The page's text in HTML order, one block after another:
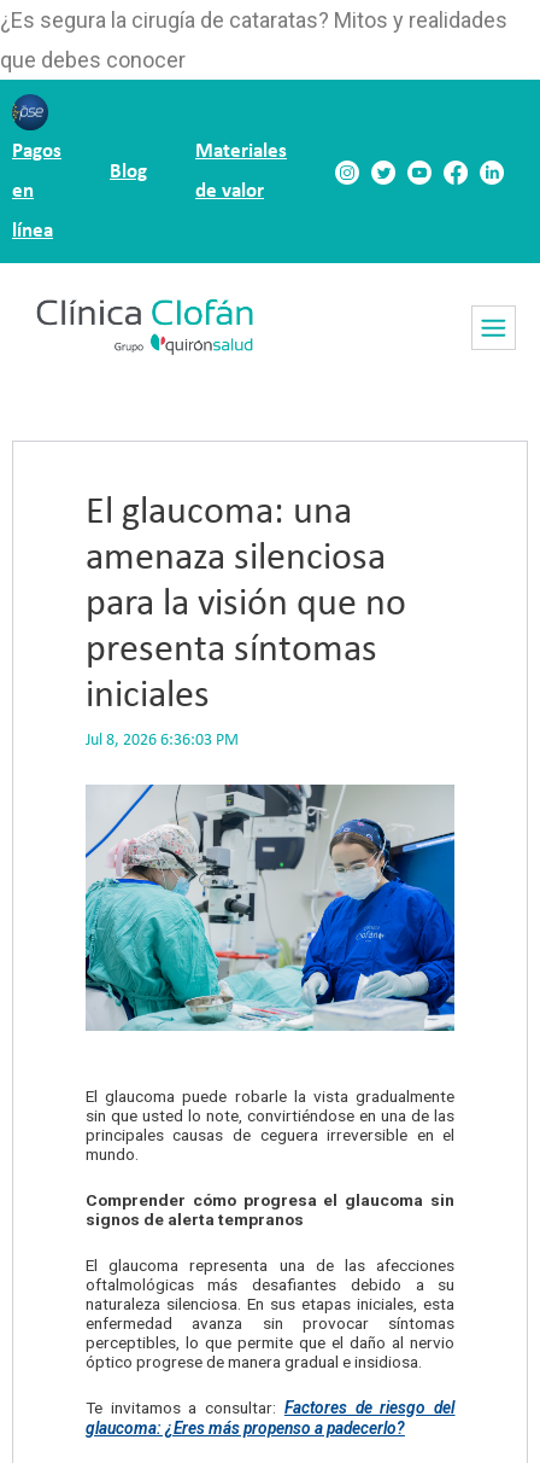
¿Es segura la cirugía de cataratas? Mitos y realidades
que debes conocer
Pagos
en
línea
Blog
Materiales
de valor
El glaucoma: una
amenaza silenciosa
para la visión que no
presenta síntomas
iniciales
Jul 8, 2026 6:36:03 PM
El glaucoma puede robarle la vista gradualmente
sin que usted lo note, convirtiéndose en una de las
principales causas de ceguera irreversible en el
mundo.
Comprender cómo progresa el glaucoma sin
signos de alerta tempranos
El glaucoma representa una de las afecciones
oftalmológicas más desafiantes debido a su
naturaleza silenciosa. En sus etapas iniciales, esta
enfermedad avanza sin provocar síntomas
perceptibles, lo que permite que el daño al nervio
óptico progrese de manera gradual e insidiosa.
Te invitamos a consultar: Factores de riesgo del
glaucoma: ¿Eres más propenso a padecerlo?